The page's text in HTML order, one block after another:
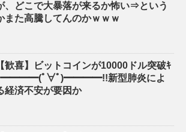
、どこで大暴落が来るか怖い⇒という
また高騰してんのかｗｗｗ
【歓喜】ビットコインが10000ドル突破ｷ
━━━━(ﾟ∀ﾟ)━━━━!!新型肺炎によ
経済不安が要因か